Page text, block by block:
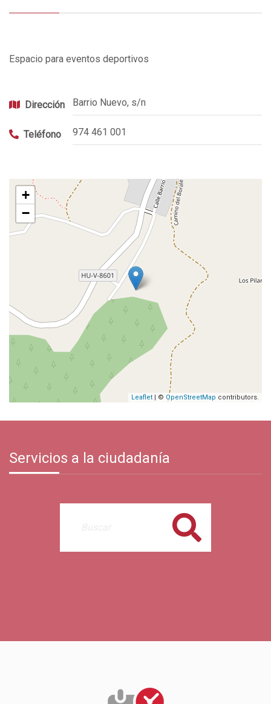
Espacio para eventos deportivos
Dirección Barrio Nuevo, s/n
Teléfono 974 461 001
+
−
Leaflet | © OpenStreetMap contributors.
Servicios a la ciudadanía
Buscar